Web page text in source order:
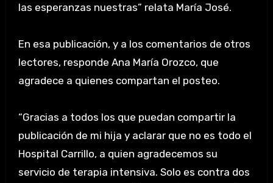
las esperanzas nuestras” relata María José.
En esa publicación, y a los comentarios de otros
lectores, responde Ana María Orozco, que
agradece a quienes compartan el posteo.
“Gracias a todos los que puedan compartir la
publicación de mi hija y aclarar que no es todo el
Hospital Carrillo, a quien agradecemos su
servicio de terapia intensiva. Solo es contra dos